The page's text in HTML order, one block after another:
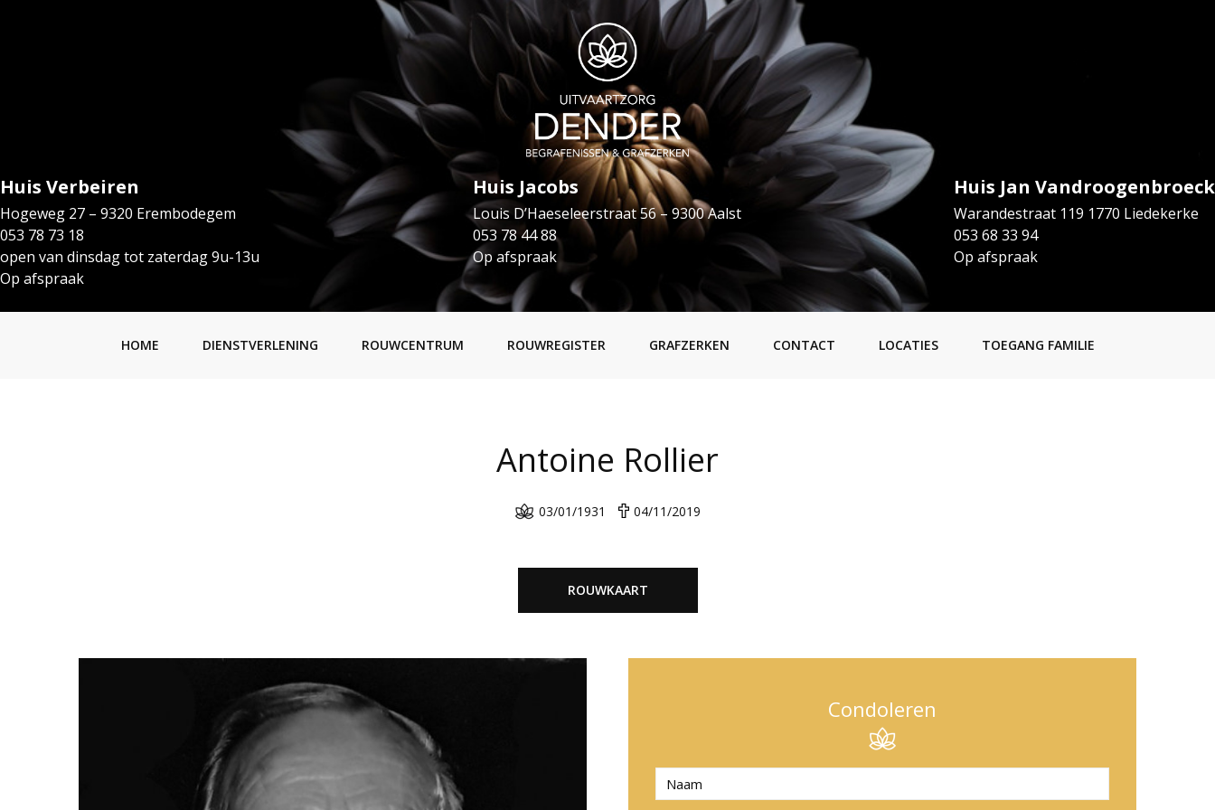
Huis Verbeiren
Hogeweg 27 – 9320 Erembodegem
053 78 73 18
open van dinsdag tot zaterdag 9u-13u
Op afspraak
Huis Jacobs
Louis D’Haeseleerstraat 56 – 9300 Aalst
053 78 44 88
Op afspraak
Huis Jan Vandroogenbroeck
Warandestraat 119 1770 Liedekerke
053 68 33 94
Op afspraak
HOME DIENSTVERLENING ROUWCENTRUM ROUWREGISTER GRAFZERKEN CONTACT LOCATIES TOEGANG FAMILIE
Antoine Rollier
03/01/1931 04/11/2019
ROUWKAART
Condoleren
a